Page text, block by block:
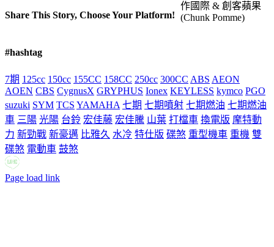
Share This Story, Choose Your Platform!
#hashtag
7期 125cc 150cc 155CC 158CC 250cc 300CC ABS AEON
AOEN CBS CygnusX GRYPHUS Ionex KEYLESS kymco PGO
suzuki SYM TCS YAMAHA 七期 七期噴射 七期燃油 七期燃油
車 三陽 光陽 台鈴 宏佳藤 宏佳騰 山葉 打檔車 換電版 摩特動
力 新勁戰 新豪邁 比雅久 水冷 特仕版 碟煞 重型機車 重機 雙
碟煞 電動車 鼓煞
作國際 & 創客蘋果
(Chunk Pomme)
LINEFacebook
Email:
Page load link